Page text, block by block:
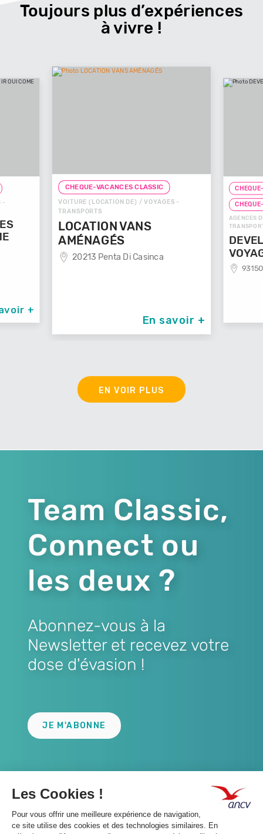
Toujours plus d’expériences
à vivre !
-
+
CHEQUE-VACANCES CLASSIC
VOITURE (LOCATION DE) / VOYAGES -
TRANSPORTS
LOCATION VANS
AMÉNAGÉS
20213 Penta Di Casinca
En savoir +
AGENCES
EN VOIR PLUS
Team Classic,
Connect ou
les deux ?
Abonnez-vous à la
Newsletter et recevez votre
dose d'évasion !
JE M'ABONNE